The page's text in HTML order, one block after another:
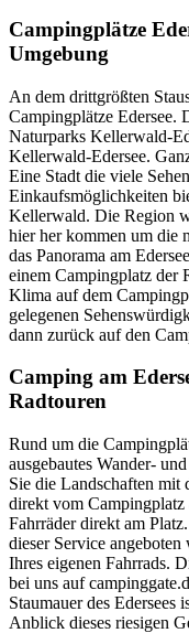
Campingplätze
Umgebung
An dem drittgrößten
Campingplätze Edersee.
Naturparks Kellerwald-
Kellerwald-Edersee.
Eine Stadt die viele
Einkaufsmöglichkeiten
Kellerwald. Die Region
hier her kommen um die
das Panorama am
einem Campingplatz der
Klima auf dem
gelegenen
dann zurück auf den
Camping am
Radtouren
Rund um die
ausgebautes Wander-
Sie die Landschaften mit
direkt vom Campingplatz
Fahrräder direkt am
dieser Service
Ihres eigenen Fahrrads.
bei uns auf
Staumauer des
Anblick dieses riesigen